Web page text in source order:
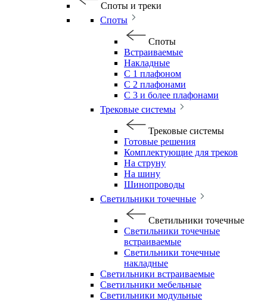
Споты и треки
Споты
Споты
Встраиваемые
Накладные
С 1 плафоном
С 2 плафонами
С 3 и более плафонами
Трековые системы
Трековые системы
Готовые решения
Комплектующие для треков
На струну
На шину
Шинопроводы
Светильники точечные
Светильники точечные
Светильники точечные
встраиваемые
Светильники точечные
накладные
Светильники встраиваемые
Светильники мебельные
Светильники модульные